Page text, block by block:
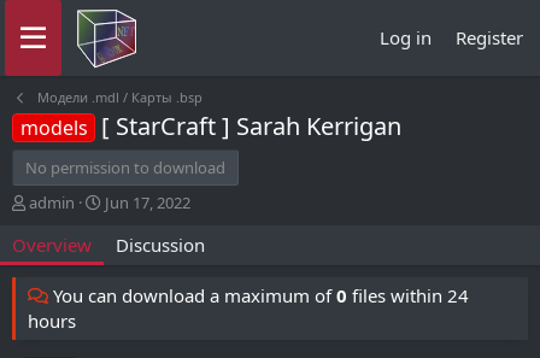
Log in Register
Модели .mdl / Карты .bsp
models [ StarCraft ] Sarah Kerrigan
No permission to download
A
t
h
o
r
admin
C
t
Jun 17, 2022
Overview Discussion
You can download a maximum of0 files within 24
hours